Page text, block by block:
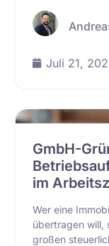
Juli 21,
GmbH-
im
Wer eine
übertragen will,
großen